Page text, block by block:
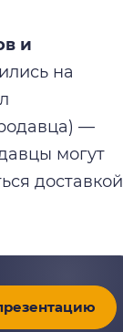
и
на
—
могут
доставкой